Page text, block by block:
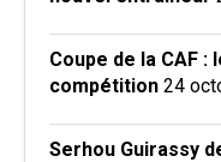
Coupe de la CAF :
compétition 24
Serhou Guirassy